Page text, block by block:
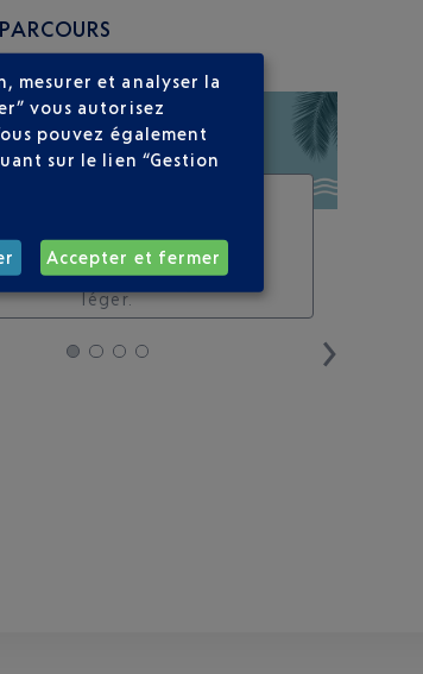
& collect. un moyen de
son shopping et voyager
léger.
mesurer et analyser la
vous autorisez
pouvez également
sur le lien “Gestion
Accepter et fermer